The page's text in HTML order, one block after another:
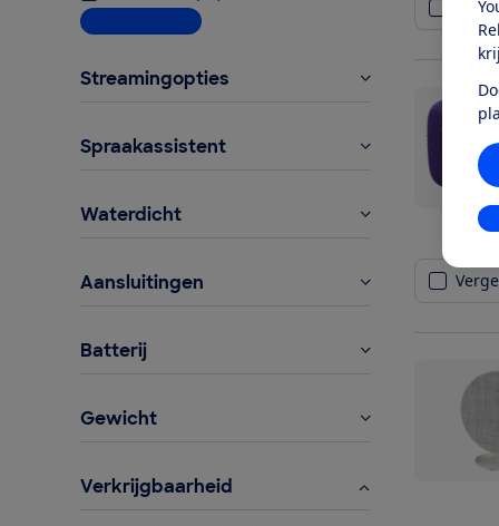
Meer informatie
Streamingopties
Spraakassistent
Waterdicht
Aansluitingen
Batterij
Gewicht
Verkrijgbaarheid